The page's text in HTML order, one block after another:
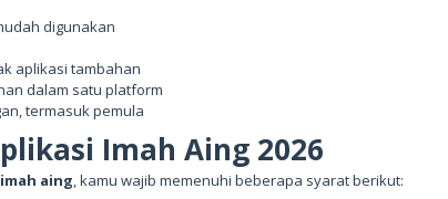
digunakan
aplikasi tambahan
dalam satu platform
termasuk pemula
Imah Aing 2026
aing, kamu wajib memenuhi beberapa syarat berikut: